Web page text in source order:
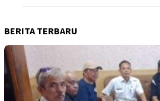
BERITA TERBARU